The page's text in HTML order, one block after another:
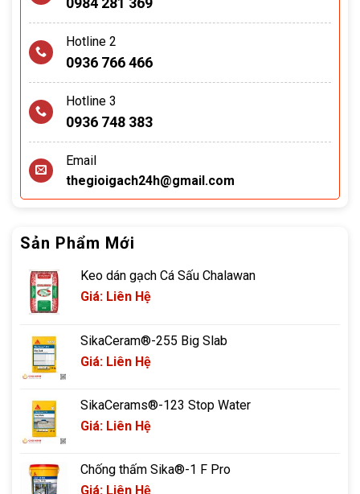
Hotline 2
0936 766 466
Hotline 3
0936 748 383
Email
thegioigach24h@gmail.com
Sản Phẩm Mới
Keo dán gạch Cá Sấu Chalawan
Giá: Liên Hệ
SikaCeram®-255 Big Slab
Giá: Liên Hệ
SikaCerams®-123 Stop Water
Giá: Liên Hệ
Chống thấm Sika®-1 F Pro
Giá: Liên Hệ